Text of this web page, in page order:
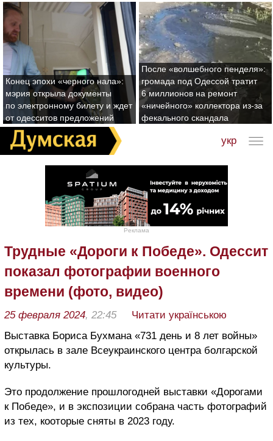
Конец эпохи «черного нала»:
мэрия открыла документы
по электронному билету и ждет
от одесситов предложений
После «волшебного пенделя»:
громада под Одессой тратит
6 миллионов на ремонт
«ничейного» коллектора из-за
фекального скандала
укр
Реклама
Трудные «Дороги к Победе». Одессит
показал фотографии военного
времени (фото, видео)
25 февраля 2024, 22:45
Читати українською
Выставка Бориса Бухмана «731 день и 8 лет войны»
открылась в зале Всеукраинского центра болгарской
культуры.
Это продолжение прошлогодней выставки «Дорогами
к Победе», и в экспозиции собрана часть фотографий
из тех, кооторые сняты в 2023 году.